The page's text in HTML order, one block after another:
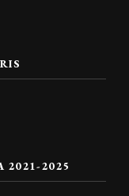
2021-2025